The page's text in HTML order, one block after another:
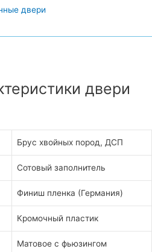
двери
двери
Брус хвойных пород, ДСП
Сотовый заполнитель
Финиш пленка (Германия)
Кромочный пластик
Матовое с фьюзингом